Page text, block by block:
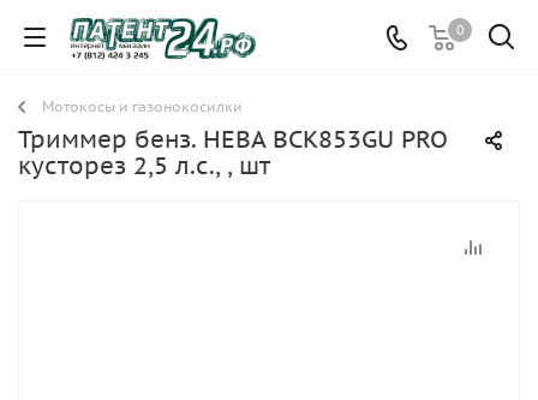
0
Мотокосы и газонокосилки
Триммер бенз. НЕВА BCK853GU PRO
кусторез 2,5 л.с., , шт